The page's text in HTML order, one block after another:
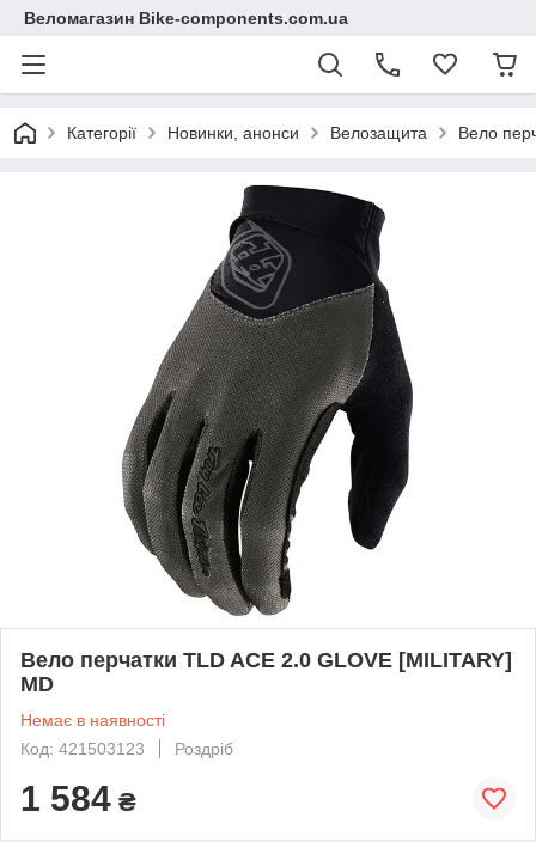
Веломагазин Bike-components.com.ua
Категорії Новинки, анонси Велозащита Вело
Вело перчатки TLD ACE 2.0 GLOVE [MILITARY]
MD
Немає в наявності
Код: 421503123
Роздріб
1 584 ₴